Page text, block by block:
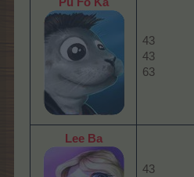
43
43
63
Lee Ba
43